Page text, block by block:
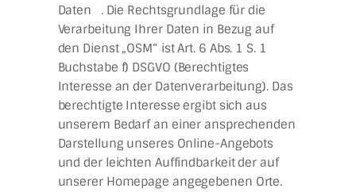
Daten . Die Rechtsgrundlage für die
Verarbeitung Ihrer Daten in Bezug auf
den Dienst „OSM“ ist Art. 6 Abs. 1 S. 1
Buchstabe f) DSGVO (Berechtigtes
Interesse an der Datenverarbeitung). Das
berechtigte Interesse ergibt sich aus
unserem Bedarf an einer ansprechenden
Darstellung unseres Online-Angebots
und der leichten Auffindbarkeit der auf
unserer Homepage angegebenen Orte.